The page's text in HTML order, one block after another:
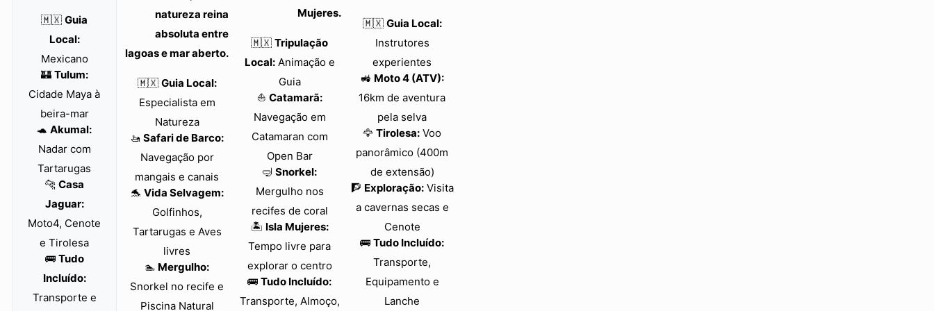
🇲🇽Guia
Local:
Mexicano
🏰 Tulum:
Cidade Maya à
beira-mar
🐢Akumal:
Nadar com
Tartarugas
🐆 Casa
Jaguar:
Moto4, Cenote
e Tirolesa
🚌 Tudo
Incluído:
Transporte e
natureza reina
absoluta entre
lagoas e mar aberto.
🇲🇽 Guia Local:
Especialista em
Natureza
🚤Safari de Barco:
Navegação por
mangais e canais
🐬 Vida Selvagem:
Golfinhos,
Tartarugas e Aves
livres
🏊 Mergulho:
Snorkel no recife e
Piscina Natural
Mujeres.
🇲🇽Tripulação
Local:Animação e
Guia
⛵ Catamarã:
Navegação em
Catamaran com
Open Bar
🤿Snorkel:
Mergulho nos
recifes de coral
🏝️ Isla Mujeres:
Tempo livre para
explorar o centro
🚌Tudo Incluído:
Transporte, Almoço,
🇲🇽 Guia Local:
Instrutores
experientes
🚜 Moto 4 (ATV):
16km de aventura
pela selva
🦅Tirolesa: Voo
panorâmico (400m
de extensão)
🧗 Exploração:Visita
a cavernas secas e
Cenote
🚌Tudo Incluído:
Transporte,
Equipamento e
Lanche